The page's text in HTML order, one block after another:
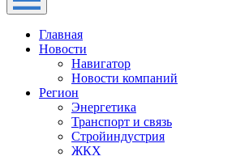
Главная
Новости
Навигатор
Новости компаний
Регион
Энергетика
Транспорт и связь
Стройиндустрия
ЖКХ